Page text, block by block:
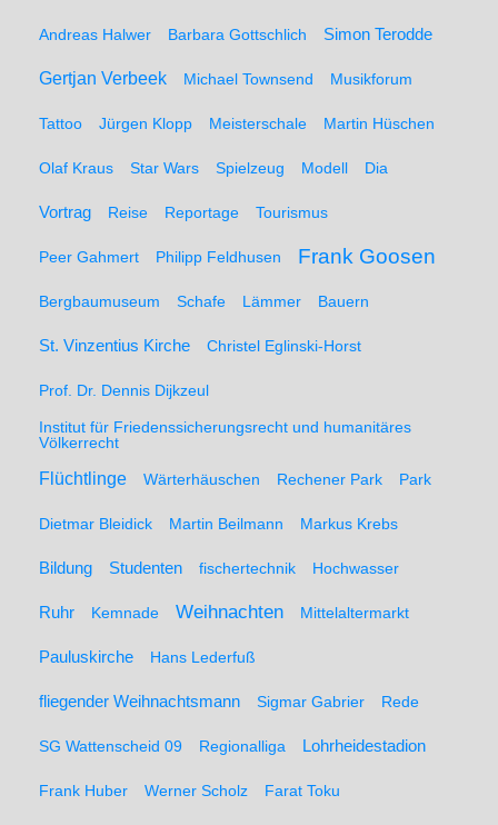
Andreas Halwer Barbara Gottschlich Simon Terodde
Gertjan Verbeek Michael Townsend Musikforum
Tattoo Jürgen Klopp Meisterschale Martin Hüschen
Olaf Kraus Star Wars Spielzeug Modell Dia
Vortrag Reise Reportage Tourismus
Peer Gahmert Philipp Feldhusen Frank Goosen
Bergbaumuseum Schafe Lämmer Bauern
St. Vinzentius Kirche Christel Eglinski-Horst
Prof. Dr. Dennis Dijkzeul
Institut für Friedenssicherungsrecht und humanitäres
Völkerrecht
Flüchtlinge Wärterhäuschen Rechener Park Park
Dietmar Bleidick Martin Beilmann Markus Krebs
Bildung Studenten fischertechnik Hochwasser
Ruhr Kemnade Weihnachten Mittelaltermarkt
Pauluskirche Hans Lederfuß
fliegender Weihnachtsmann Sigmar Gabrier Rede
SG Wattenscheid 09 Regionalliga Lohrheidestadion
Frank Huber Werner Scholz Farat Toku